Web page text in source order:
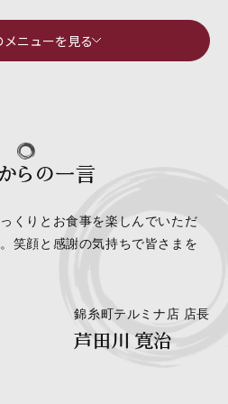
メニューを見る
らの一言
くりとお食事を楽しんでいただ
笑顔と感謝の気持ちで皆さまを
錦糸町テルミナ店 店長
芦田川 寛治